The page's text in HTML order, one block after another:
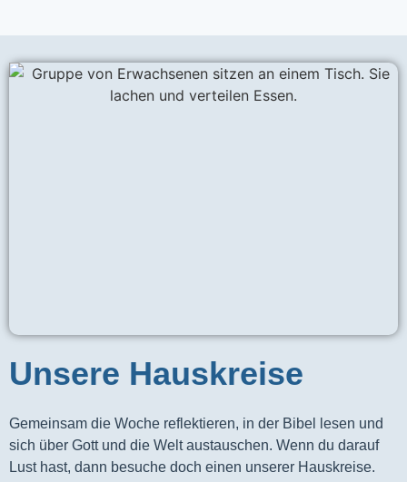
Unsere Hauskreise
Gemeinsam die Woche reflektieren, in der Bibel lesen und
sich über Gott und die Welt austauschen. Wenn du darauf
Lust hast, dann besuche doch einen unserer Hauskreise.